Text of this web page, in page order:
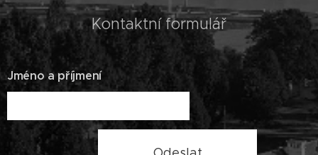
Kontaktní formulář
Jméno a příjmení